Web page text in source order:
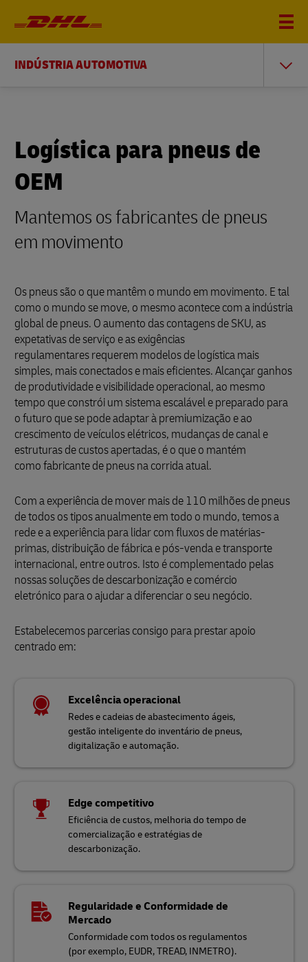
INDÚSTRIA AUTOMOTIVA
Logística para pneus de
OEM
Mantemos os fabricantes de pneus
em movimento
Os pneus são o que mantêm o mundo em movimento. E tal
como o mundo se move, o mesmo acontece com a indústria
global de pneus. O aumento das contagens de SKU, as
expetativas de serviço e as exigências
regulamentares requerem modelos de logística mais
simples, mais conectados e mais eficientes. Alcançar ganhos
de produtividade e visibilidade operacional, ao mesmo
tempo que constrói um sistema escalável e preparado para
o futuro que se pode adaptar à premiumização e ao
crescimento de veículos elétricos, mudanças de canal e
estruturas de custos apertadas, é o que o mantém
como fabricante de pneus na corrida atual.
Com a experiência de mover mais de 110 milhões de pneus
de todos os tipos anualmente em todo o mundo, temos a
rede e a experiência para lidar com fluxos de matérias-
primas, distribuição de fábrica e pós-venda e transporte
internacional, entre outros. Isto é complementado pelas
nossas soluções de descarbonização e comércio
eletrónico para o ajudar a diferenciar o seu negócio.
Estabelecemos parcerias consigo para prestar apoio
centrado em:
Excelência operacional
Redes e cadeias de abastecimento ágeis,
gestão inteligente do inventário de pneus,
digitalização e automação.
Edge competitivo
Eficiência de custos, melhoria do tempo de
comercialização e estratégias de
descarbonização.
Regularidade e Conformidade de
Mercado
Conformidade com todos os regulamentos
(por exemplo, EUDR, TREAD, INMETRO).